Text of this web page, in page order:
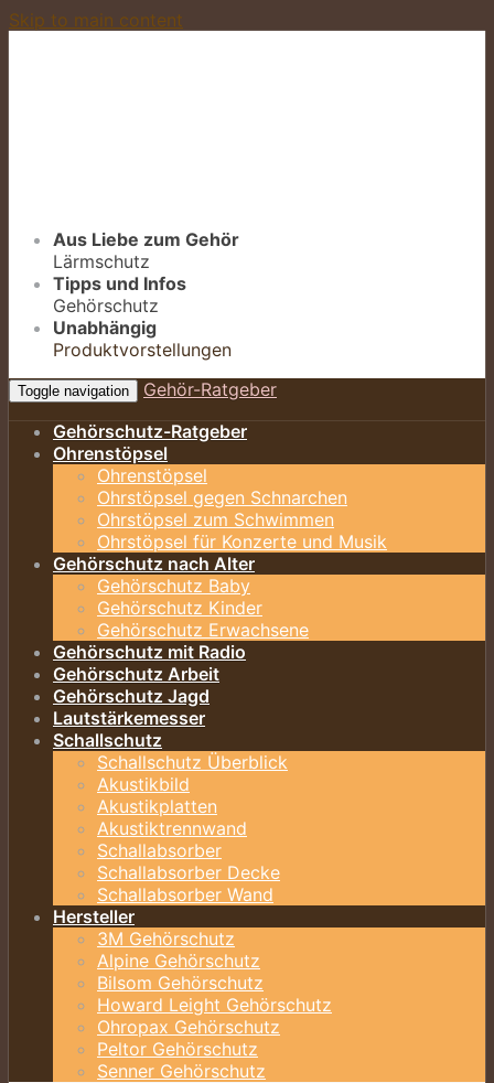
Skip to main content
Aus Liebe zum Gehör
Lärmschutz
Tipps und Infos
Gehörschutz
Unabhängig
Produktvorstellungen
Toggle navigation
Gehör-Ratgeber
Gehörschutz-Ratgeber
Ohrenstöpsel
Ohrenstöpsel
Ohrstöpsel gegen Schnarchen
Ohrstöpsel zum Schwimmen
Ohrstöpsel für Konzerte und Musik
Gehörschutz nach Alter
Gehörschutz Baby
Gehörschutz Kinder
Gehörschutz Erwachsene
Gehörschutz mit Radio
Gehörschutz Arbeit
Gehörschutz Jagd
Lautstärkemesser
Schallschutz
Schallschutz Überblick
Akustikbild
Akustikplatten
Akustiktrennwand
Schallabsorber
Schallabsorber Decke
Schallabsorber Wand
Hersteller
3M Gehörschutz
Alpine Gehörschutz
Bilsom Gehörschutz
Howard Leight Gehörschutz
Ohropax Gehörschutz
Peltor Gehörschutz
Senner Gehörschutz